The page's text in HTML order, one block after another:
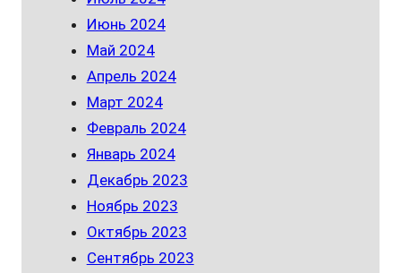
Июнь 2024
Май 2024
Апрель 2024
Март 2024
Февраль 2024
Январь 2024
Декабрь 2023
Ноябрь 2023
Октябрь 2023
Сентябрь 2023